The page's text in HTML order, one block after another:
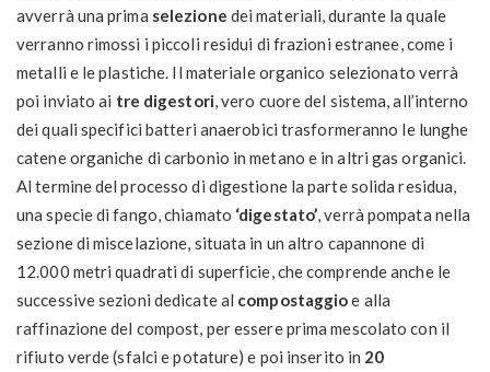
avverrà una prima selezione dei materiali, durante la quale
verranno rimossi i piccoli residui di frazioni estranee, come i
metalli e le plastiche. Il materiale organico selezionato verrà
poi inviato ai tre digestori , vero cuore del sistema, all’interno
dei quali specifici batteri anaerobici trasformeranno le lunghe
catene organiche di carbonio in metano e in altri gas organici.
Al termine del processo di digestione la parte solida residua,
una specie di fango, chiamato ‘digestato’ , verrà pompata nella
sezione di miscelazione, situata in un altro capannone di
12.000 metri quadrati di superficie, che comprende anche le
successive sezioni dedicate al compostaggioe alla
raffinazione del compost, per essere prima mescolato con il
rifiuto verde (sfalci e potature) e poi inserito in 20